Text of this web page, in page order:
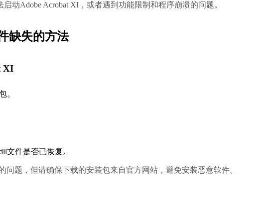
动Adobe Acrobat XI，或者遇到功能限制和程序崩溃的问题。
缺失的方法
XI
。
文件是否已恢复。
题，但请确保下载的安装包来自官方网站，避免安装恶意软件。